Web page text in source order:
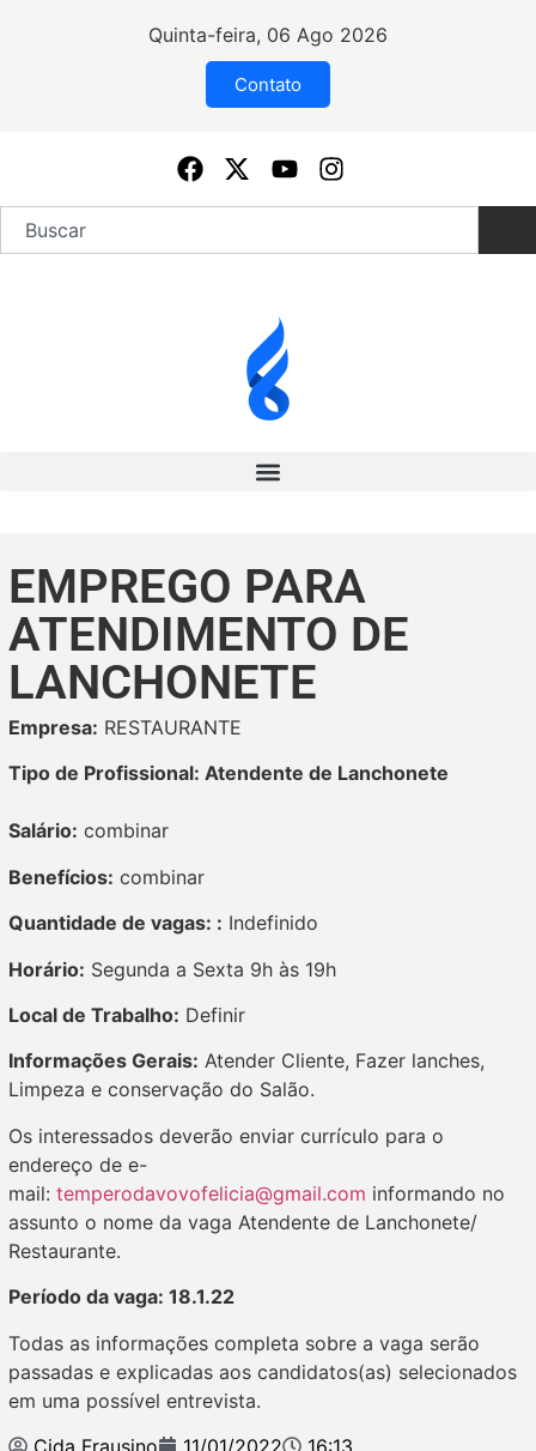
Quinta-feira, 06 Ago 2026
Contato
EMPREGO PARA
ATENDIMENTO DE
LANCHONETE
Empresa: RESTAURANTE
Tipo de Profissional: Atendente de Lanchonete
Salário: combinar
Benefícios: combinar
Quantidade de vagas: : Indefinido
Horário: Segunda a Sexta 9h às 19h
Local de Trabalho: Definir
Informações Gerais: Atender Cliente, Fazer lanches,
Limpeza e conservação do Salão.
Os interessados deverão enviar currículo para o
endereço de e-
mail: temperodavovofelicia@gmail.com informando no
assunto o nome da vaga Atendente de Lanchonete/
Restaurante.
Período da vaga: 18.1.22
Todas as informações completa sobre a vaga serão
passadas e explicadas aos candidatos(as) selecionados
em uma possível entrevista.
Cida Frausino
11/01/2022
16:13